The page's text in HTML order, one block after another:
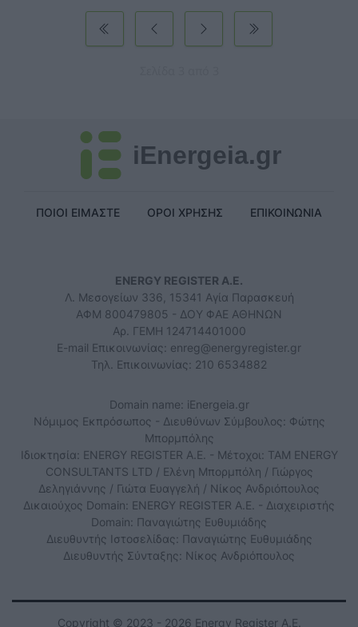
iEnergeia.gr
ΠΟΙΟΙ ΕΙΜΑΣΤΕ ΟΡΟΙ ΧΡΗΣΗΣ ΕΠΙΚΟΙΝΩΝΙΑ
ENERGY REGISTER Α.Ε.
Λ. Μεσογείων 336, 15341 Αγία Παρασκευή
ΑΦΜ 800479805 - ΔΟΥ ΦΑΕ ΑΘΗΝΩΝ
Αρ. ΓΕΜΗ 124714401000
E-mail Επικοινωνίας: enreg@energyregister.gr
Τηλ. Επικοινωνίας: 210 6534882
Domain name: iEnergeia.gr
Νόμιμος Εκπρόσωπος - Διευθύνων Σύμβουλος: Φώτης
Μπορμπόλης
Ιδιοκτησία: ENERGY REGISTER Α.Ε. - Μέτοχοι: TAM ENERGY
CONSULTANTS LTD / Ελένη Μπορμπόλη / Γιώργος
Δεληγιάννης / Γιώτα Ευαγγελή / Νίκος Ανδριόπουλος
Δικαιούχος Domain: ENERGY REGISTER Α.Ε. - Διαχειριστής
Domain: Παναγιώτης Ευθυμιάδης
Διευθυντής Ιστοσελίδας: Παναγιώτης Ευθυμιάδης
Διευθυντής Σύνταξης: Νίκος Ανδριόπουλος
Copyright © 2023 - 2026 Energy Register Α.Ε.